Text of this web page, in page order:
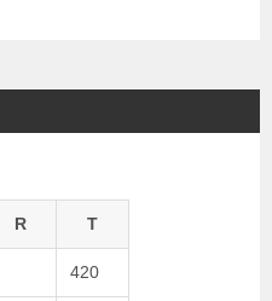
R T
420